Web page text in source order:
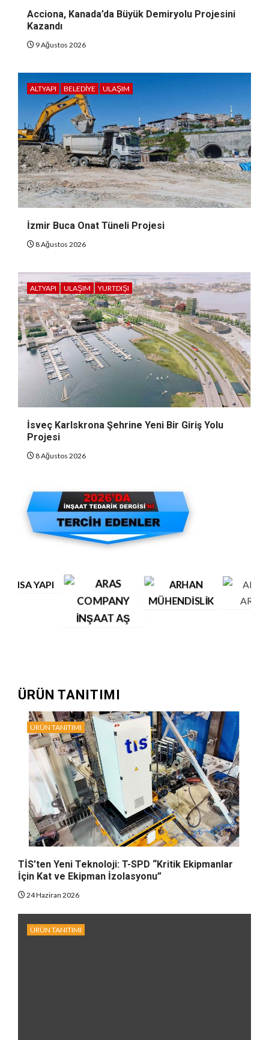
Acciona, Kanada’da Büyük Demiryolu Projesini
Kazandı
9 Ağustos 2026
ALTYAPI BELEDIYE ULAŞIM
İzmir Buca Onat Tüneli Projesi
8 Ağustos 2026
ALTYAPI ULAŞIM YURTDIŞI
İsveç Karlskrona Şehrine Yeni Bir Giriş Yolu
Projesi
8 Ağustos 2026
ÜRÜN TANITIMI
ÜRÜN TANITIMI
TİS’ten Yeni Teknoloji: T-SPD “Kritik Ekipmanlar
İçin Kat ve Ekipman İzolasyonu”
24 Haziran 2026
ÜRÜN TANITIMI